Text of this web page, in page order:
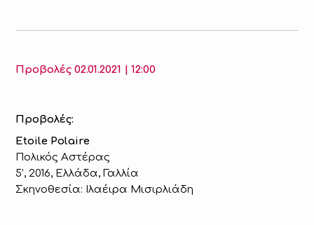
Προβολές 02.01.2021 | 12:00
Προβολές:
Etoile Polaire
Πολικός Αστέρας
5’, 2016, Ελλάδα, Γαλλία
Σκηνοθεσία: Ιλαέιρα Μισιρλιάδη